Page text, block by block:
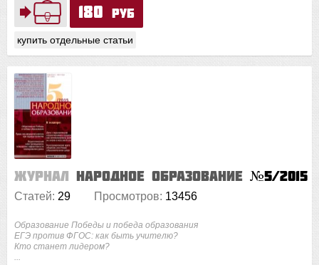
180 руб
купить отдельные статьи
Журнал Народное образование №5/2015
Статей: 29 Просмотров: 13456
Образование Победы и победа образования
ЕГЭ против ФГОС: как быть учителю?
Кто станет лидером?